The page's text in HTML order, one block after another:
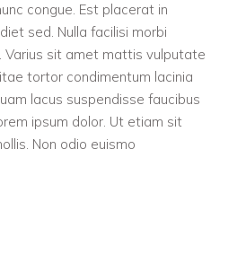
congue. Est placerat in
sed. Nulla facilisi morbi
Varius sit amet mattis vulputate
tortor condimentum lacinia
lacus suspendisse faucibus
ipsum dolor. Ut etiam sit
Non odio euismo